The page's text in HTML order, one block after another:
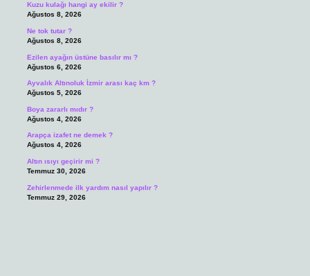
Kuzu kulağı hangi ay ekilir ?
Ağustos 8, 2026
Ne tok tutar ?
Ağustos 8, 2026
Ezilen ayağın üstüne basılır mı ?
Ağustos 6, 2026
Ayvalık Altınoluk İzmir arası kaç km ?
Ağustos 5, 2026
Boya zararlı mıdır ?
Ağustos 4, 2026
Arapça izafet ne demek ?
Ağustos 4, 2026
Altın ısıyı geçirir mi ?
Temmuz 30, 2026
Zehirlenmede ilk yardım nasıl yapılır ?
Temmuz 29, 2026